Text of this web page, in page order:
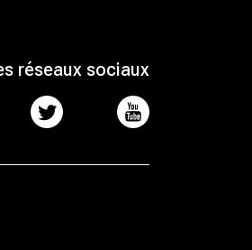
réseaux sociaux